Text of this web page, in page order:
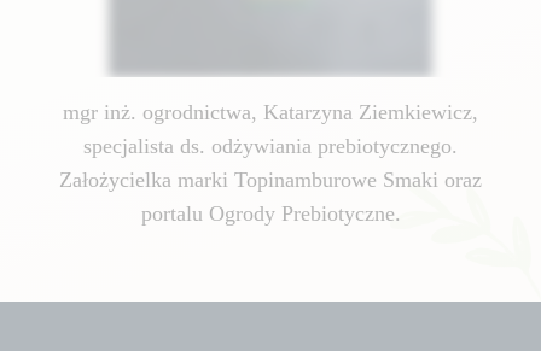
mgr inż. ogrodnictwa, Katarzyna Ziemkiewicz,
specjalista ds. odżywiania prebiotycznego.
Założycielka marki Topinamburowe Smaki oraz
portalu Ogrody Prebiotyczne.